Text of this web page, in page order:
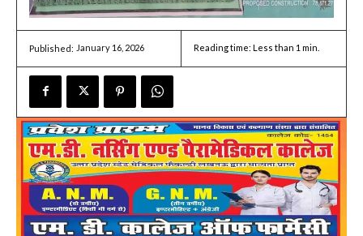
Published: January 16, 2026 Reading time: Less than 1 min.